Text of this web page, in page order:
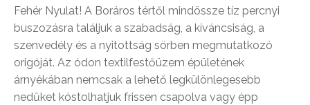
Fehér Nyulat! A Boráros tértől mindössze tíz percnyi
buszozásra találjuk a szabadság, a kíváncsiság, a
szenvedély és a nyitottság sörben megmutatkozó
origóját. Az ódon textilfestőüzem épületének
árnyékában nemcsak a lehető legkülönlegesebb
nedűket kóstolhatjuk frissen csapolva vagy épp